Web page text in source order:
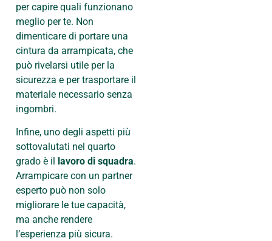
per capire quali funzionano
meglio per te. Non
dimenticare di portare una
cintura da arrampicata, che
può rivelarsi utile per la
sicurezza e per trasportare il
materiale necessario senza
ingombri.
Infine, uno degli aspetti più
sottovalutati nel quarto
grado è il lavoro di squadra.
Arrampicare con un partner
esperto può non solo
migliorare le tue capacità,
ma anche rendere
l’esperienza più sicura.